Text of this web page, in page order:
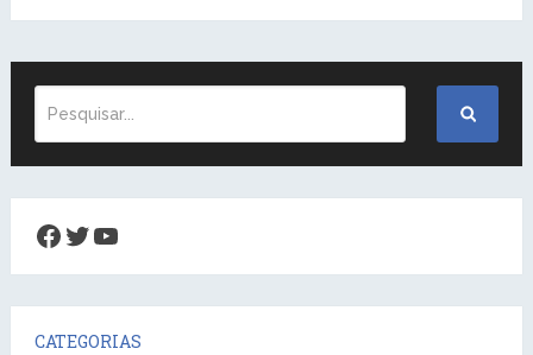
Facebook
Twitter
Youtube
CATEGORIAS